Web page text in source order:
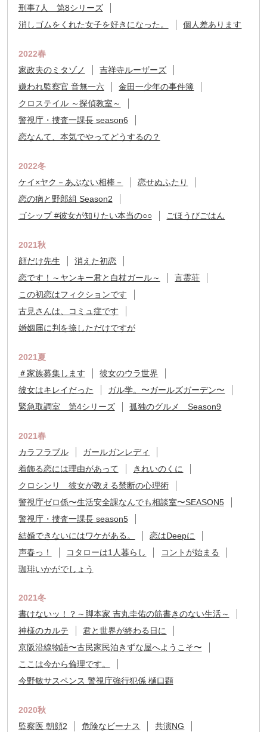
刑事7人 第8シリーズ
消しゴムをくれた女子を好きになった。
個人差あります
2022春
家政夫のミタゾノ
吉祥寺ルーザーズ
嫌われ監察官 音無一六
金田一少年の事件簿
クロステイル ～探偵教室～
警視庁・捜査一課長 season6
恋なんて、本気でやってどうするの？
2022冬
ケイ×ヤク－あぶない相棒－
恋せぬふたり
恋の病と野郎組 Season2
ゴシップ #彼女が知りたい本当の○○
ごほうびごはん
2021秋
顔だけ先生
消えた初恋
恋です！～ヤンキー君と白杖ガール～
言霊荘
この初恋はフィクションです
古見さんは、コミュ症です
婚姻届に判を捺しただけですが
2021夏
＃家族募集します
彼女のウラ世界
彼女はキレイだった
ガル学。〜ガールズガーデン〜
緊急取調室 第4シリーズ
孤独のグルメ Season9
2021春
カラフラブル
ガールガンレディ
着飾る恋には理由があって
きれいのくに
クロシンリ 彼女が教える禁断の心理術
警視庁ゼロ係〜生活安全課なんでも相談室〜SEASON5
警視庁・捜査一課長 season5
結婚できないにはワケがある。
恋はDeepに
声春っ！
コタローは1人暮らし
コントが始まる
珈琲いかがでしょう
2021冬
書けないッ！？～脚本家 吉丸圭佑の筋書きのない生活～
神様のカルテ
君と世界が終わる日に
京阪沿線物語〜古民家民泊きずな屋へようこそ〜
ここは今から倫理です。
今野敏サスペンス 警視庁強行犯係 樋口顕
2020秋
監察医 朝顔2
危険なビーナス
共演NG